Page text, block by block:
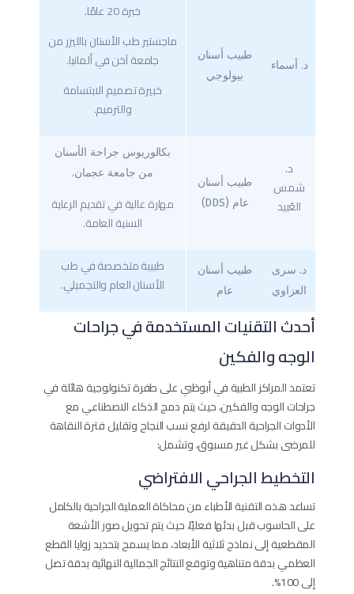
د. أسماء
طبيب أسنان
بيولوجي
خبرة 20 عامًا.
ماجستير طب الأسنان بالليزر من
جامعة آخن في ألمانيا.
خبيرة تصميم الابتسامة
والترميم.
د.
شمس
العُبيد
طبيب أسنان
عام (DDS)
بكالوريوس جراحة الأسنان
من جامعة عجمان.
مهارة عالية في تقديم الرعاية
السنية العامة.
د. سرى
العزاوي
طبيب أسنان
عام
طبيبة متخصصة في طب
الأسنان العام والتجميلي.
أحدث التقنيات المستخدمة في جراحات
الوجه والفكين
تعتمد المراكز الطبية في أبوظبي على طفرة تكنولوجية هائلة في
جراحات الوجه والفكين، حيث يتم دمج الذكاء الاصطناعي مع
الأدوات الجراحية الدقيقة لرفع نسب النجاح وتقليل فترة النقاهة
للمرضى بشكل غير مسبوق، وتشمل:
التخطيط الجراحي الافتراضي
تساعد هذه التقنية الأطباء من محاكاة العملية الجراحية بالكامل
على الحاسوب قبل بدئها فعليًا، حيث يتم تحويل صور الأشعة
المقطعية إلى نماذج ثلاثية الأبعاد، مما يسمح بتحديد زوايا القطع
العظمي بدقة متناهية وتوقع النتائج الجمالية النهائية بدقة تصل
إلى 100%.